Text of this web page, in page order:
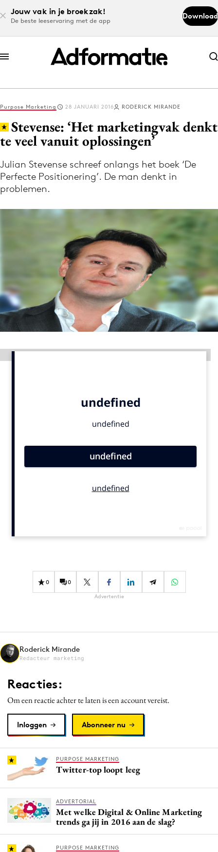
Jouw vak in je broekzak!
De beste leeservaring met de app
Download
Abonneer nu
Abonneer nu
Log in
Download de app
Volg het laatste nieuws via de Adformatie
Nieuws app
9 sept: GenAI-training
12 nov: MarketingLive!
Adverteren
Events
Opleidingen
Vacatures
Bureaus
Effectiviteit
Martech
Media
Merkstrategie
Purpose Marketing
Reputatie & crisis
Purpose Marketing 28 JANUARI 2016 RODERICK MIRANDE
Stevense: ‘Het marketingvak denkt
te veel vanuit oplossingen’
Julian Stevense schreef onlangs het boek ‘De
Perfecte Positionering’. De man denkt in
problemen.
0 0
Advertentie
Roderick Mirande
Redacteur marketing
Reacties:
Om een reactie achter te laten is een account vereist.
Inloggen Abonneer nu
PURPOSE MARKETING
Twitter-top loopt leeg
ADVERTORIAL
Met welke Digital & Online Marketing
trends ga jij in 2016 aan de slag?
PURPOSE MARKETING